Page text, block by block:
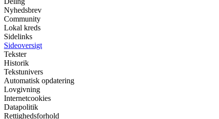
Nyhedsbrev
Community
Lokal kreds
Sidelinks
Sideoversigt
Tekster
Historik
Tekstunivers
Automatisk opdatering
Lovgivning
Internetcookies
Datapolitik
Rettighedsforhold